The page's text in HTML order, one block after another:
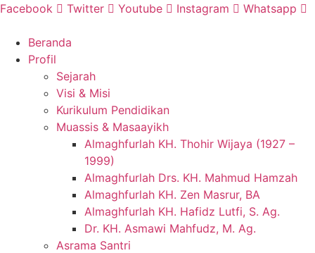
Skip
content
Facebook Twitter Youtube Instagram Whatsapp
Beranda
Profil
Sejarah
Visi & Misi
Kurikulum Pendidikan
Muassis & Masaayikh
Almaghfurlah KH. Thohir Wijaya (1927 –
1999)
Almaghfurlah Drs. KH. Mahmud Hamzah
Almaghfurlah KH. Zen Masrur, BA
Almaghfurlah KH. Hafidz Lutfi, S. Ag.
Dr. KH. Asmawi Mahfudz, M. Ag.
Asrama Santri